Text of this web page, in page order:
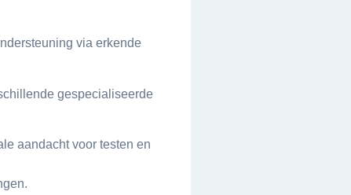
via erkende
gespecialiseerde
aandacht voor testen en